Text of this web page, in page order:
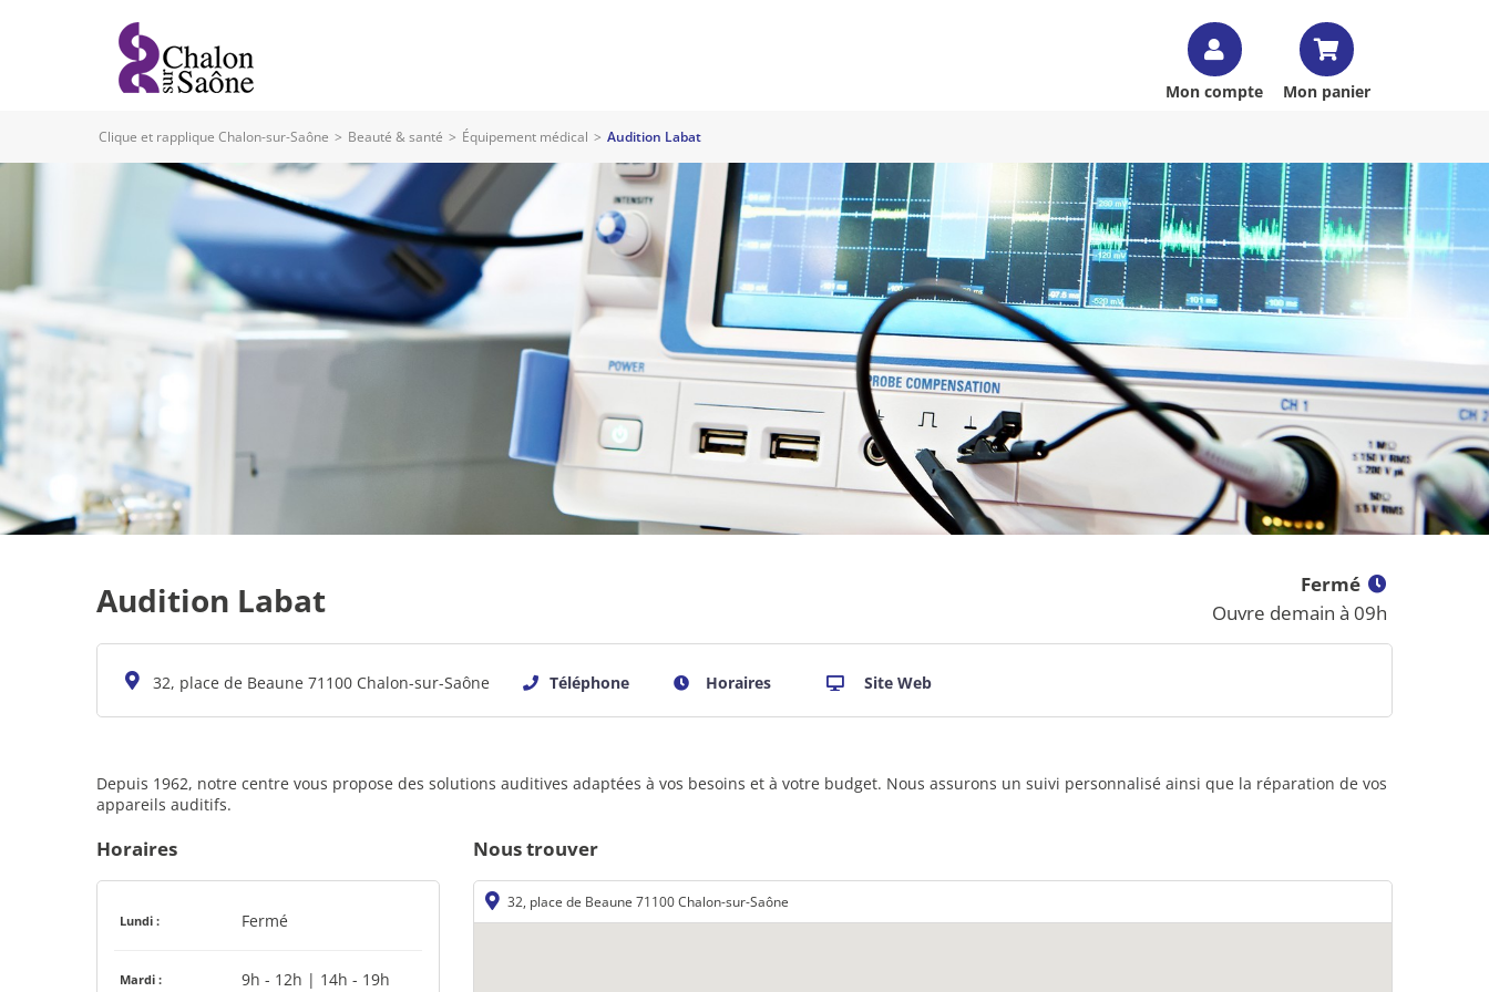
Mon compte Mon panier
Clique et rapplique Chalon-sur-Saône > Beauté & santé > Équipement médical > Audition Labat
Audition Labat
Fermé
Ouvre demain à 09h
32, place de Beaune 71100 Chalon-sur-Saône Téléphone Horaires Site Web
Depuis 1962, notre centre vous propose des solutions auditives adaptées à vos besoins et à votre budget. Nous assurons un suivi personnalisé ainsi que la réparation de vos
appareils auditifs.
Horaires
Lundi : Fermé
Mardi : 9h - 12h | 14h - 19h
Nous trouver
32, place de Beaune 71100 Chalon-sur-Saône